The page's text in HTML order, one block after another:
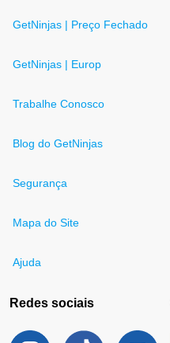
GetNinjas | Preço Fechado
GetNinjas | Europ
Trabalhe Conosco
Blog do GetNinjas
Segurança
Mapa do Site
Ajuda
Redes sociais